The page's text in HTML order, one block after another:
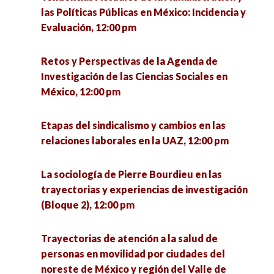
Metodologías para el análisis de la gobernanza
Determinantes de la salud. Enfoques desde las
ciencias sociales en estudios con población
Las políticas de los riesgos, con los profesores
La participación política de la sociedad
mexicana, 4:00 pm
Perspectivas contemporáneas de la
Administración Pública: Género, Ciudades y
Trazabilidad ciudadana. Presente y futuro, 2:00
¿Vuelta a la normalidad? Rupturas y
continuidades en la vida de las personas
mayores postcovid-19, 3:00 pm
Foro sobre recursos y medio ambiente, 3:00 pm
las corporalidades, 3:00 pm
Metodologías para el análisis de la gobernanza
¡No tienes nada! Invalidación de malestares de
las Políticas Públicas en México: Incidencia y
Evaluación, 12:00 pm
Retos y Perspectivas de la Agenda de
Investigación de las Ciencias Sociales en
México, 12:00 pm
Etapas del sindicalismo y cambios en las
relaciones laborales en la UAZ, 12:00 pm
La sociología de Pierre Bourdieu en las
trayectorias y experiencias de investigación
(Bloque 2), 12:00 pm
Trayectorias de atención a la salud de
personas en movilidad por ciudades del
noreste de México y región del Valle de